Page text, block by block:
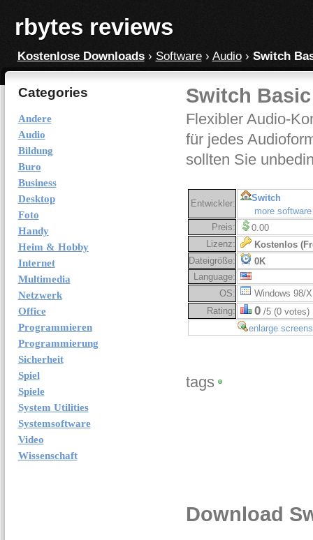
rbytes reviews
Kostenlose Downloads› Software› Audio› Switch
Categories
Andere
Audio
Bildung
Buro
Business
Desktop
Foto
Handy
Heim & Hobby
Internet
Multimedia
Netzwerk
Office
Programmieren
Programmierung
Sicherheit
Spiel
Spiele
System Utilities
Systemsoftware
Video
Wissenschaft
Switch
Flexibler Audio-
für jedes
sollten Sie
Entwickler:
Switch
more
Preis:
0.00
Lizenz:
Kostenlos
Dateigröße:
0K
Language:
OS:
Windows 98/
Rating:
0/5 (0 votes)
enlarge
tags
Download